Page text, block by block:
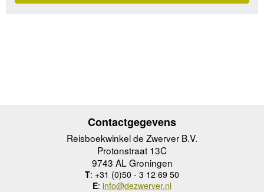
Contactgegevens
Reisboekwinkel de Zwerver B.V.
Protonstraat 13C
9743 AL Groningen
T: +31 (0)50 - 3 12 69 50
E: info@dezwerver.nl